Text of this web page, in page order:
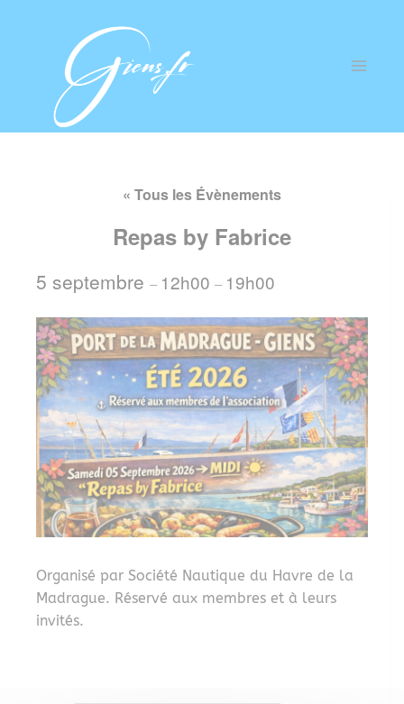
« Tous les Évènements
Repas by Fabrice
5 septembre – 12h00 – 19h00
Organisé par Société Nautique du Havre de la
Madrague. Réservé aux membres et à leurs
invités.